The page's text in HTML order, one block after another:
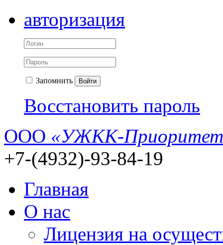
авторизация
Запомнить Войти
Восстановить пароль
ООО «УЖКК-
+7-(4932)-93-84-19
Главная
О нас
Лицензия на